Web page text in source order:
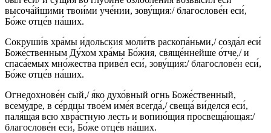
высоча́йшими твои́ми уче́нии, зову́щия:/ благослове́н еси́,
Бо́же отце́в на́ших.
Сокруши́в хра́мы и́дольския моли́тв раскопа́ньми,/ созда́л еси́
Боже́ственным Ду́хом хра́мы Бо́жия, свяще́ннейше о́тче,/ и
спаса́емых мно́жества приве́л еси́, зову́щия:/ благослове́н еси́,
Бо́же отце́в на́ших.
Огнедохнове́н сый,/ я́ко духо́вный огнь Боже́ственный,
всему́дре, в се́рдцы твое́м име́я всегда́,/ свеща́ ви́делся еси́,
паля́щая всю хвра́стную лесть и вопию́щия просвеща́ющая:/
благослове́н еси́, Бо́же отце́в на́ших.